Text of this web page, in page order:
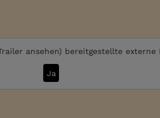
ansehen) bereitgestellte externe
Ja